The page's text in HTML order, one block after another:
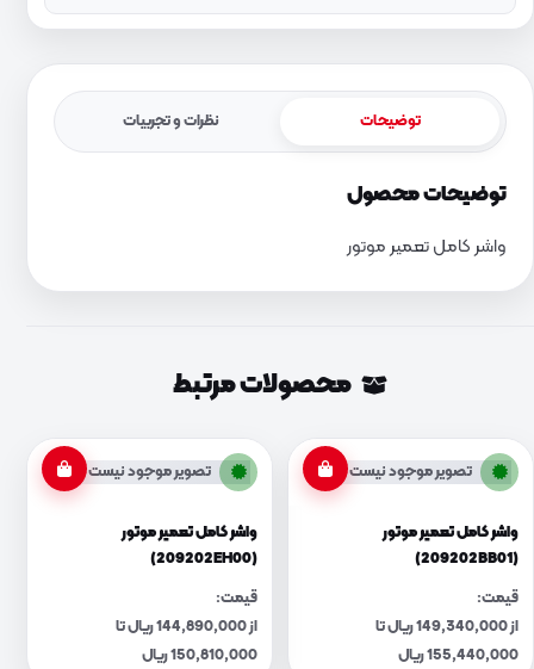
توضیحات نظرات و تجربیات
توضیحات محصول
واشر کامل تعمیر موتور
محصولات مرتبط
تصویر موجود نیست
واشر کامل تعمیر موتور
(209202BB01)
قیمت:
از 149,340,000 ریال تا
155,440,000 ریال
تصویر موجود نیست
واشر کامل تعمیر موتور
(209202EH00)
قیمت:
از 144,890,000 ریال تا
150,810,000 ریال